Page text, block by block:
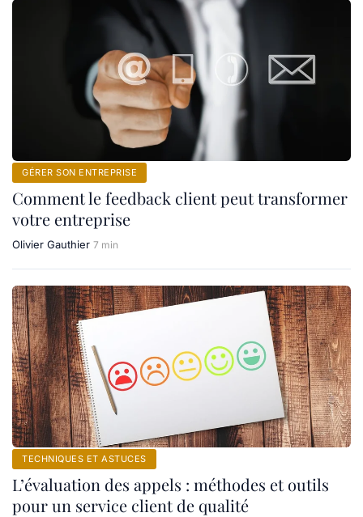
GÉRER SON ENTREPRISE
Comment le feedback client peut transformer
votre entreprise
Olivier Gauthier 7 min
TECHNIQUES ET ASTUCES
L’évaluation des appels : méthodes et outils
pour un service client de qualité